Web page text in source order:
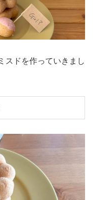
スドを作っていきまし